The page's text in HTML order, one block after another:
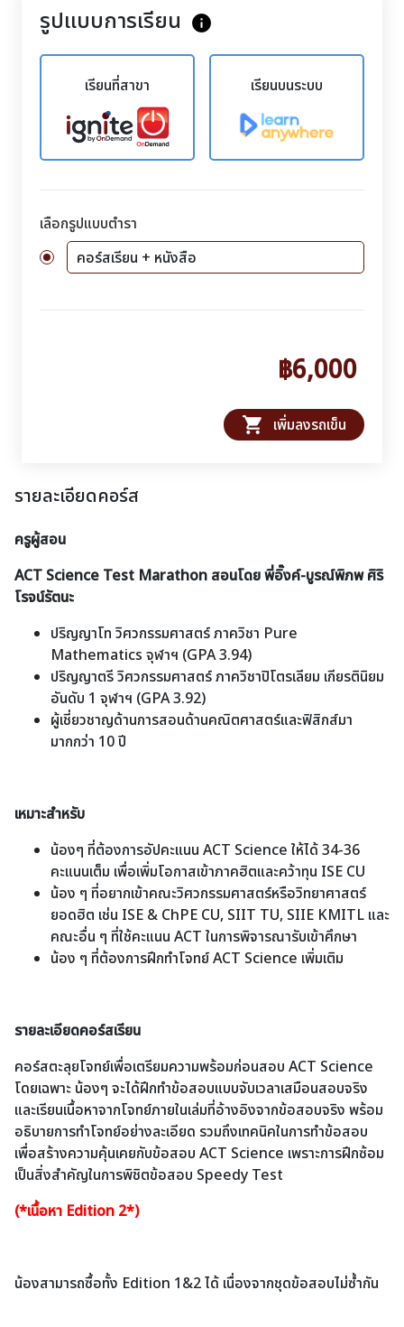
รูปแบบการเรียน info
เรียนที่สาขา เรียนบนระบบ
เลือกรูปแบบตำรา
คอร์สเรียน + หนังสือ
฿6,000
shopping_cart เพิ่มลงรถเข็น
รายละเอียดคอร์ส
ครูผู้สอน
ACT Science Test Marathon สอนโดย พี่อิ๊งค์-บูรณ์พิภพ ศิริ
โรจน์รัตนะ
ปริญญาโท วิศวกรรมศาสตร์ ภาควิชา Pure
Mathematics จุฬาฯ (GPA 3.94)
ปริญญาตรี วิศวกรรมศาสตร์ ภาควิชาปิโตรเลียม เกียรตินิยม
อันดับ 1 จุฬาฯ (GPA 3.92)
ผู้เชี่ยวชาญด้านการสอนด้านคณิตศาสตร์และฟิสิกส์มา
มากกว่า 10 ปี
เหมาะสำหรับ
น้องๆ ที่ต้องการอัปคะแนน ACT Science ให้ได้ 34-36
คะแนนเต็ม เพื่อเพิ่มโอกาสเข้าภาคฮิตและคว้าทุน ISE CU
น้อง ๆ ที่อยากเข้าคณะวิศวกรรมศาสตร์หรือวิทยาศาสตร์
ยอดฮิต เช่น ISE & ChPE CU, SIIT TU, SIIE KMITL และ
คณะอื่น ๆ ที่ใช้คะแนน ACT ในการพิจารณารับเข้าศึกษา
น้อง ๆ ที่ต้องการฝึกทำโจทย์ ACT Science เพิ่มเติม
รายละเอียดคอร์สเรียน
คอร์สตะลุยโจทย์เพื่อเตรียมความพร้อมก่อนสอบ ACT Science
โดยเฉพาะ น้องๆ จะได้ฝึกทำข้อสอบแบบจับเวลาเสมือนสอบจริง
และเรียนเนื้อหาจากโจทย์ภายในเล่มที่อ้างอิงจากข้อสอบจริง พร้อม
อธิบายการทำโจทย์อย่างละเอียด รวมถึงเทคนิคในการทำข้อสอบ
เพื่อสร้างความคุ้นเคยกับข้อสอบ ACT Science เพราะการฝึกซ้อม
เป็นสิ่งสำคัญในการพิชิตข้อสอบ Speedy Test
(*เนื้อหา Edition 2*)
น้องสามารถซื้อทั้ง Edition 1&2 ได้ เนื่องจากชุดข้อสอบไม่ซ้ำกัน